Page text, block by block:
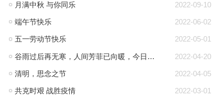
2022-09-10
月满中秋 与你同乐
2022-06-02
端午节快乐
2022-05-01
五一劳动节快乐
2022-04-20
谷雨过后再无寒，人间芳菲已向暖，今日谷雨
2022-04-05
清明，思念之节
2022-03-01
共克时艰 战胜疫情